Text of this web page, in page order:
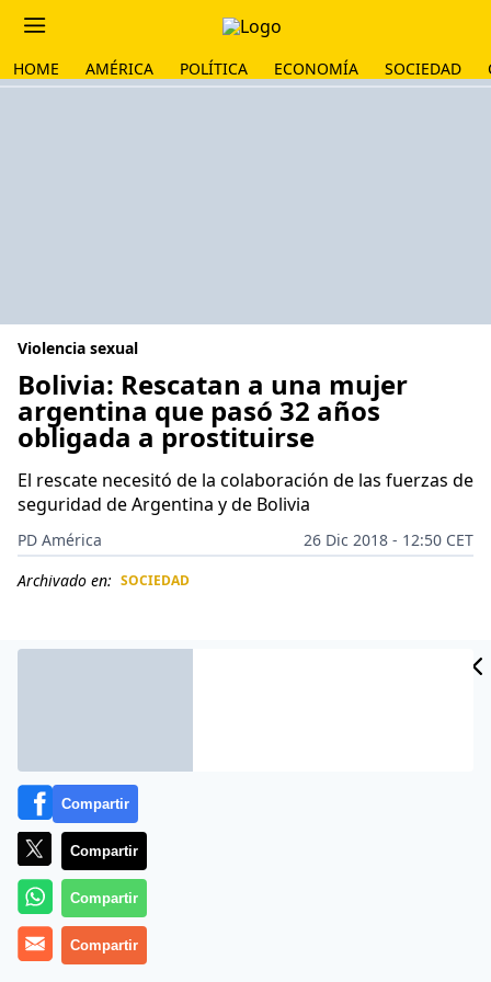
HOME AMÉRICA POLÍTICA ECONOMÍA SOCIEDAD
Violencia sexual
Bolivia: Rescatan a una mujer
argentina que pasó 32 años
obligada a prostituirse
El rescate necesitó de la colaboración de las fuerzas de
seguridad de Argentina y de Bolivia
PD América
26 Dic 2018 - 12:50 CET
Archivado en: SOCIEDAD
Una mujer argentina
años yexplotada en un prostíbulo
Compartir
Compartir
Compartir
Compartir